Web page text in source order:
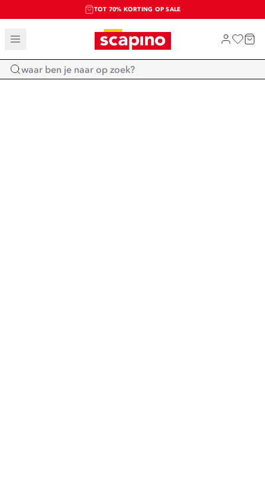
TOT 70% KORTING OP SALE
SALE: LAATSTE KANS!
SHOP NIEUW
Home